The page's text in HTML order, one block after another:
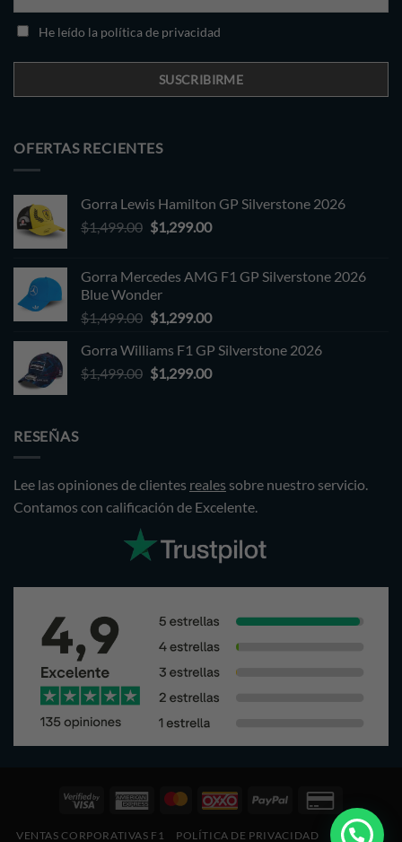
He leído la política de privacidad
OFERTAS RECIENTES
Gorra Lewis Hamilton GP Silverstone 2026
$1,499.00 Original
$1,499.00.
$1,299.00Current
$1,299.00.
Gorra Mercedes AMG F1 GP Silverstone 2026
Blue Wonder
$1,499.00 Original
was:
$1,499.00.
$1,299.00Current
is:
$1,299.00.
Gorra Williams F1 GP Silverstone 2026
$1,499.00 Original
$1,299.00Current
RESEÑAS
Lee las opiniones de clientes reales sobre nuestro servicio.
Contamos con calificación de Excelente.
Visa
AmericanPagos
Oxxo PayPal
Card
VENTAS CORPORATIVAS F1 POLÍTICA DE PRIVACIDAD
COOKIES